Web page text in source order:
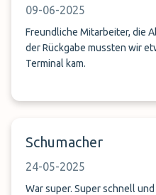
09-06-2025
Freundliche Mitarbeiter, die
der Rückgabe mussten wir
Terminal kam.
Schumacher
24-05-2025
War super. Super schnell